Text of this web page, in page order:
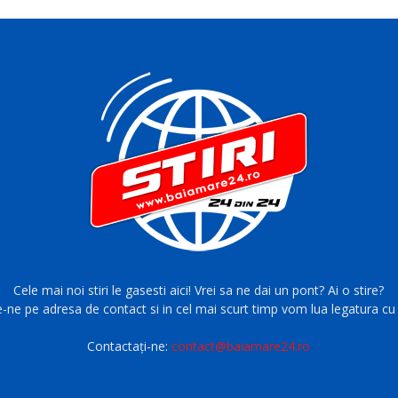
Cele mai noi stiri le gasesti aici! Vrei sa ne dai un pont? Ai o stire?
ne pe adresa de contact si in cel mai scurt timp vom lua legatura
Contactați-ne:contact@baiamare24.ro